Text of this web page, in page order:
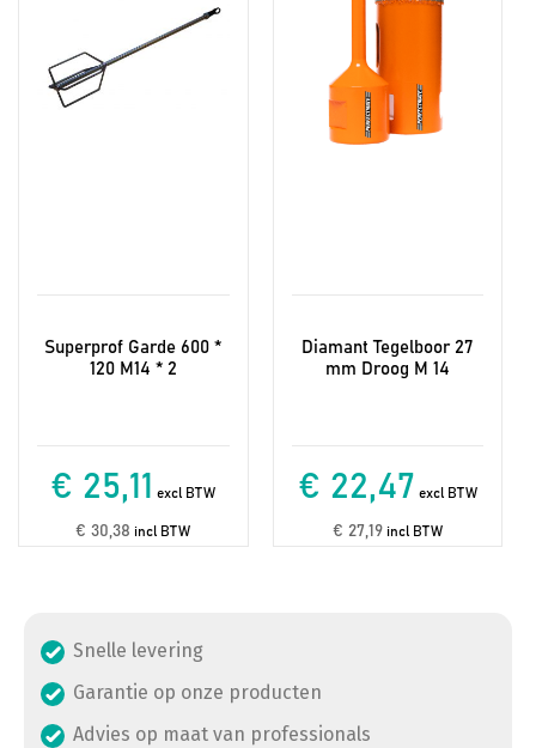
Superprof Garde 600 *
120 M14 * 2
€ 25,11 excl BTW
€ 30,38 incl BTW
Diamant Tegelboor 27
mm Droog M 14
€ 22,47 excl BTW
€ 27,19 incl BTW
Snelle levering
Garantie op onze producten
Advies op maat van professionals